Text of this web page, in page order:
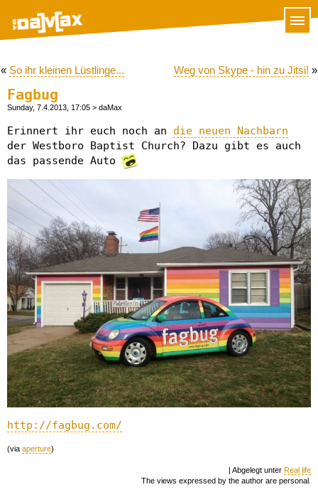
« So ihr kleinen Lüstlinge... Weg von Skype - hin zu Jitsi! »
Fagbug
Sunday, 7.4.2013, 17:05 > daMax
Erinnert ihr euch noch an die neuen Nachbarn
der Westboro Baptist Church? Dazu gibt es auch
das passende Auto
http://fagbug.com/
(via aperture)
| Abgelegt unter Real life
The views expressed by the author are personal.